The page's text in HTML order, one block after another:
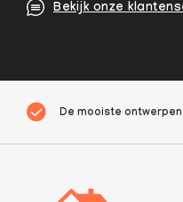
Bekijk onze
De mooiste